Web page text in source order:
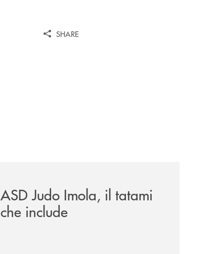
SHARE
ASD Judo Imola, il tatami
che include